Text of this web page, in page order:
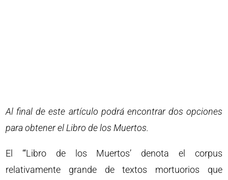
Al final de este artículo podrá encontrar dos opciones
para obtener el Libro de los Muertos.
El “‘Libro de los Muertos’ denota el corpus
relativamente grande de textos mortuorios que